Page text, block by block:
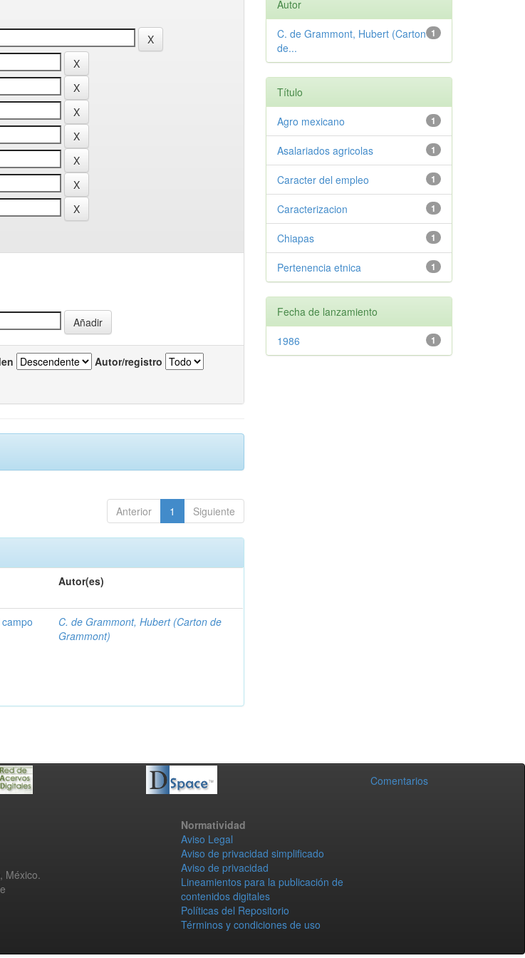
Autor/registro
Anterior 1 Siguiente
Autor(es)
C. de Grammont, Hubert (Carton de
Grammont)
Autor
1
C. de Grammont, Hubert (Carton
de...
Título
1
Agro mexicano
1
Asalariados agricolas
1
Caracter del empleo
1
Caracterizacion
1
Chiapas
1
Pertenencia etnica
Fecha de lanzamiento
1
1986
Comentarios
México.
Normatividad
Aviso Legal
Aviso de privacidad simplificado
Aviso de privacidad
Lineamientos para la publicación de
contenidos digitales
Políticas del Repositorio
Términos y condiciones de uso